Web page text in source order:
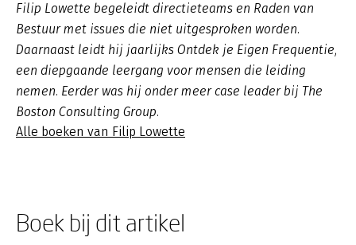
Filip Lowette begeleidt directieteams en Raden van
Bestuur met issues die niet uitgesproken worden.
Daarnaast leidt hij jaarlijks Ontdek je Eigen Frequentie,
een diepgaande leergang voor mensen die leiding
nemen. Eerder was hij onder meer case leader bij The
Boston Consulting Group.
Alle boeken van Filip Lowette
Boek bij dit artikel